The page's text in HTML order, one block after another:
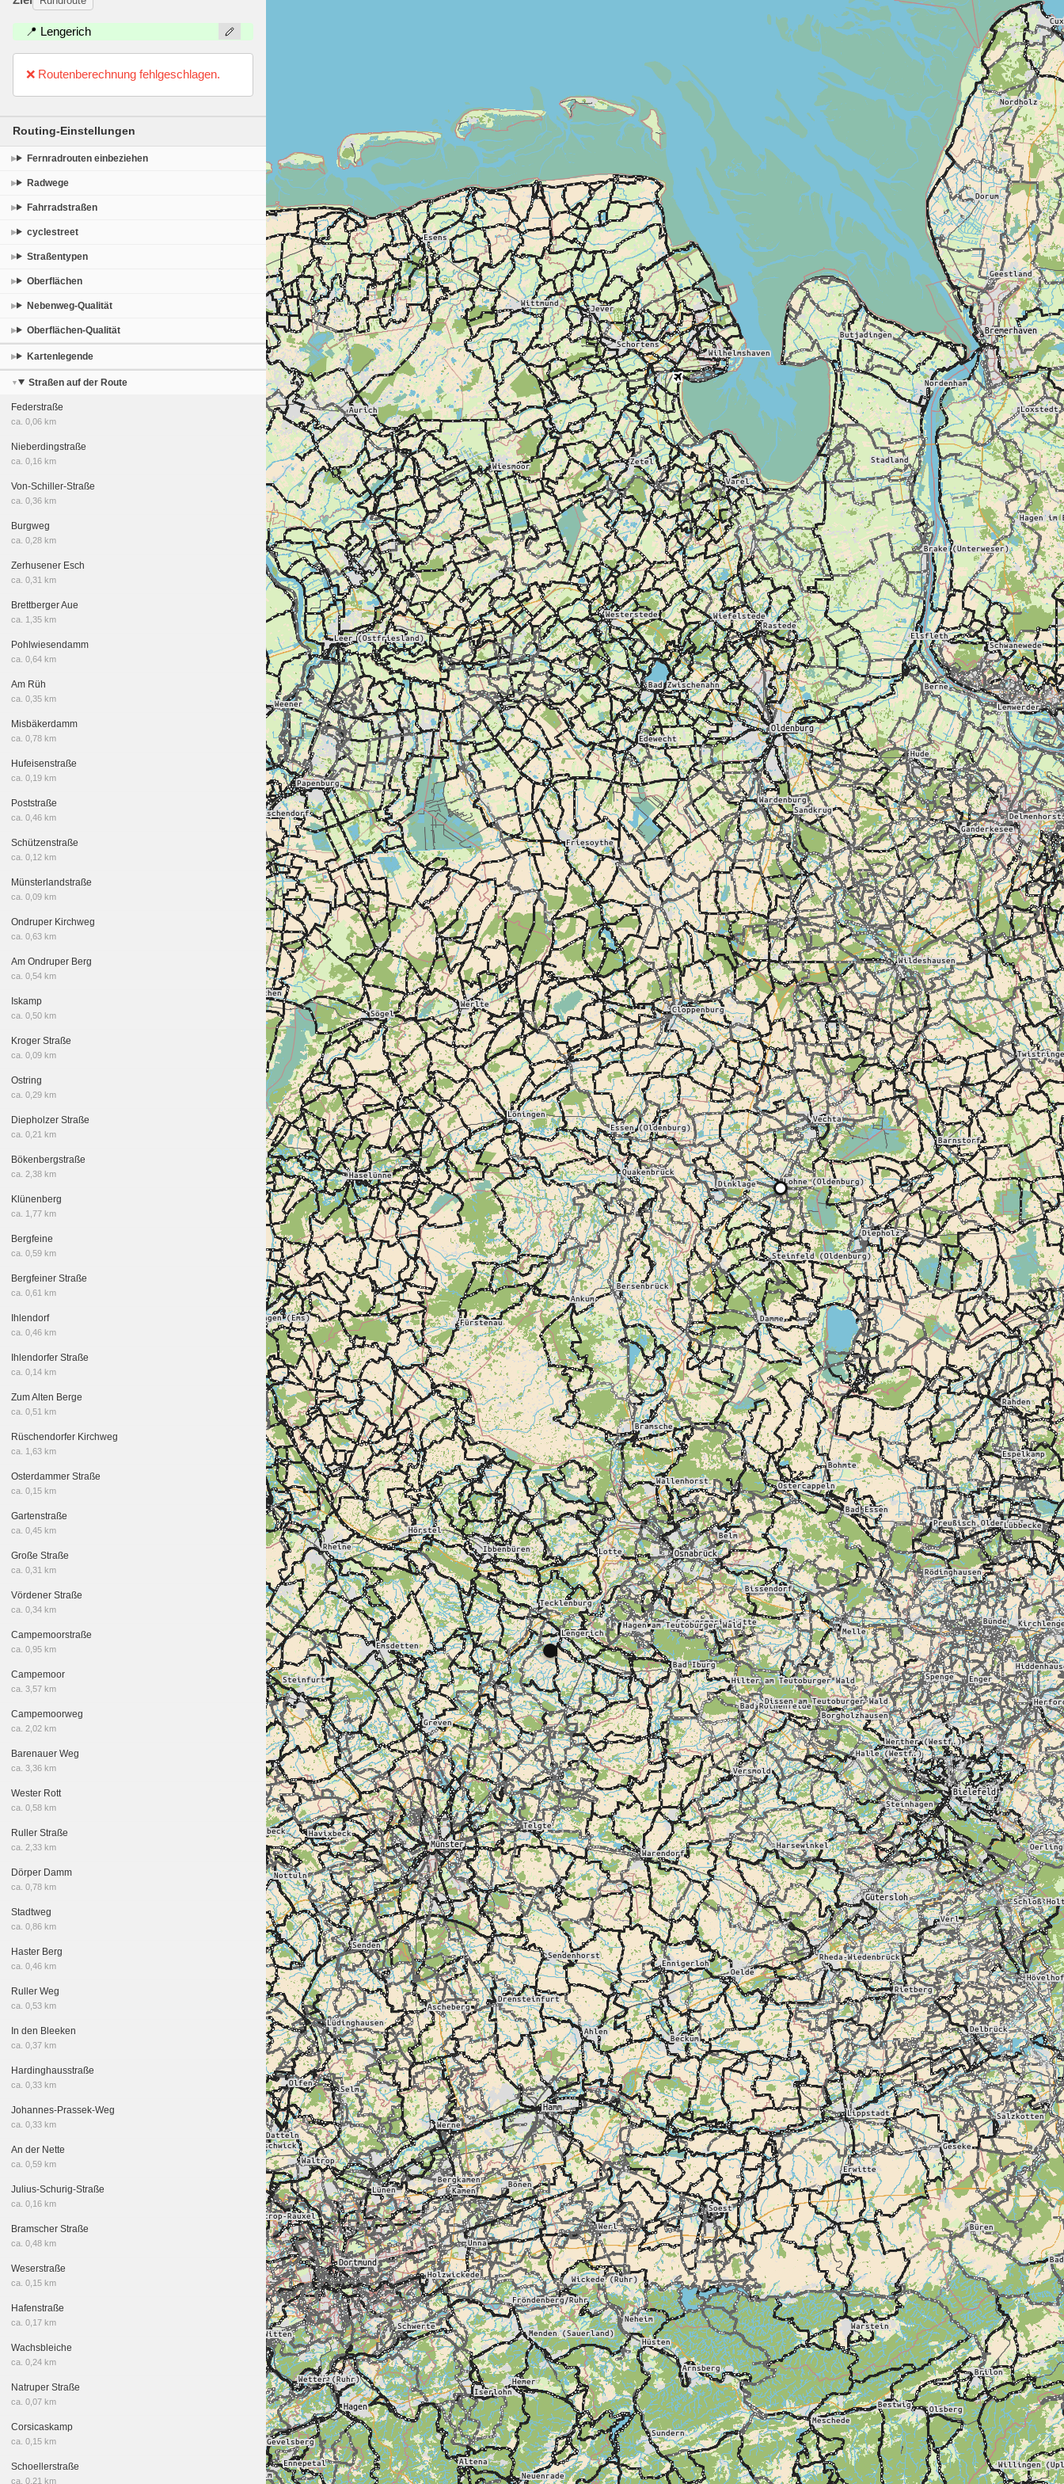
📍 Lengerich
❌ Routenberechnung fehlgeschlagen.
Routing-Einstellungen
Fernradrouten einbeziehen
Radwege
Fahrradstraßen
cyclestreet
Straßentypen
Oberflächen
Nebenweg-Qualität
Oberflächen-Qualität
Kartenlegende
Straßen auf der Route
Federstraße
ca. 0,06 km
Nieberdingstraße
ca. 0,16 km
Von-Schiller-Straße
ca. 0,36 km
Burgweg
ca. 0,28 km
Zerhusener Esch
ca. 0,31 km
Brettberger Aue
ca. 1,35 km
Pohlwiesendamm
ca. 0,64 km
Am Rüh
ca. 0,35 km
Misbäkerdamm
ca. 0,78 km
Hufeisenstraße
ca. 0,19 km
Poststraße
ca. 0,46 km
Schützenstraße
ca. 0,12 km
Münsterlandstraße
ca. 0,09 km
Ondruper Kirchweg
ca. 0,63 km
Am Ondruper Berg
ca. 0,54 km
Iskamp
ca. 0,50 km
Kroger Straße
ca. 0,09 km
Ostring
ca. 0,29 km
Diepholzer Straße
ca. 0,21 km
Bökenbergstraße
ca. 2,38 km
Klünenberg
ca. 1,77 km
Bergfeine
ca. 0,59 km
Bergfeiner Straße
ca. 0,61 km
Ihlendorf
ca. 0,46 km
Ihlendorfer Straße
ca. 0,14 km
Zum Alten Berge
ca. 0,51 km
Rüschendorfer Kirchweg
ca. 1,63 km
Osterdammer Straße
ca. 0,15 km
Gartenstraße
ca. 0,45 km
Große Straße
ca. 0,31 km
Vördener Straße
ca. 0,34 km
Campemoorstraße
ca. 0,95 km
Campemoor
ca. 3,57 km
Campemoorweg
ca. 2,02 km
Barenauer Weg
ca. 3,36 km
Wester Rott
ca. 0,58 km
Ruller Straße
ca. 2,33 km
Dörper Damm
ca. 0,78 km
Stadtweg
ca. 0,86 km
Haster Berg
ca. 0,46 km
Ruller Weg
ca. 0,53 km
In den Bleeken
ca. 0,37 km
Hardinghausstraße
ca. 0,33 km
Johannes-Prassek-Weg
ca. 0,33 km
An der Nette
ca. 0,59 km
Julius-Schurig-Straße
ca. 0,16 km
Bramscher Straße
ca. 0,48 km
Weserstraße
ca. 0,15 km
Hafenstraße
ca. 0,17 km
Wachsbleiche
ca. 0,24 km
Natruper Straße
ca. 0,07 km
Corsicaskamp
ca. 0,15 km
Schoellerstraße
ca. 0,21 km